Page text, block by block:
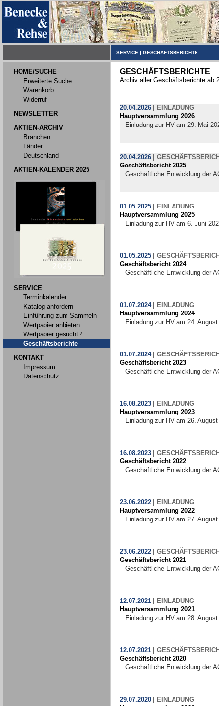
SERVICE | GESCHÄFTSBERICHTE
HOME/SUCHE
Erweiterte Suche
Warenkorb
Widerruf
NEWSLETTER
AKTIEN-ARCHIV
Branchen
Länder
Deutschland
AKTIEN-KALENDER 2025
SERVICE
Terminkalender
Katalog anfordern
Einführung zum Sammeln
Wertpapier anbieten
Wertpapier gesucht?
Geschäftsberichte
KONTAKT
Impressum
Datenschutz
GESCHÄFTSBERICHTE
Archiv aller Geschäftsberichte ab
20.04.2026|
EINLADUNG
Hauptversammlung 2026
Einladung zur HV am 29. Mai
20.04.2026|
Geschäftsbericht 2025
Geschäftliche Entwicklung der
01.05.2025|
EINLADUNG
Hauptversammlung 2025
Einladung zur HV am 6. Juni
01.05.2025|
Geschäftsbericht 2024
Geschäftliche Entwicklung der
01.07.2024|
EINLADUNG
Hauptversammlung 2024
Einladung zur HV am 24. August
01.07.2024|
Geschäftsbericht 2023
Geschäftliche Entwicklung der
16.08.2023|
EINLADUNG
Hauptversammlung 2023
Einladung zur HV am 26. August
16.08.2023|
Geschäftsbericht 2022
Geschäftliche Entwicklung der
23.06.2022|
EINLADUNG
Hauptversammlung 2022
Einladung zur HV am 27. August
23.06.2022|
Geschäftsbericht 2021
Geschäftliche Entwicklung der
12.07.2021|
EINLADUNG
Hauptversammlung 2021
Einladung zur HV am 28. August
12.07.2021|
Geschäftsbericht 2020
Geschäftliche Entwicklung der
29.07.2020|
EINLADUNG